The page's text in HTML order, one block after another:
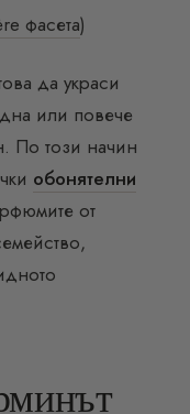
фасета)
да украси
или повече
По този начин
обонятелни
от